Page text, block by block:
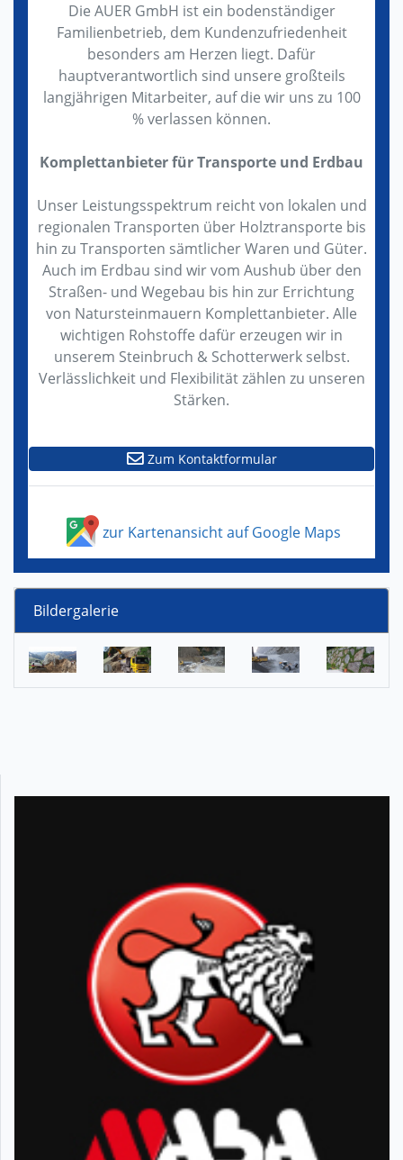
Die AUER GmbH ist ein bodenständiger
Familienbetrieb, dem Kundenzufriedenheit
besonders am Herzen liegt. Dafür
hauptverantwortlich sind unsere großteils
langjährigen Mitarbeiter, auf die wir uns zu 100
% verlassen können.
Komplettanbieter für Transporte und Erdbau
Unser Leistungsspektrum reicht von lokalen und
regionalen Transporten über Holztransporte bis
hin zu Transporten sämtlicher Waren und Güter.
Auch im Erdbau sind wir vom Aushub über den
Straßen- und Wegebau bis hin zur Errichtung
von Natursteinmauern Komplettanbieter. Alle
wichtigen Rohstoffe dafür erzeugen wir in
unserem Steinbruch & Schotterwerk selbst.
Verlässlichkeit und Flexibilität zählen zu unseren
Stärken.
Zum Kontaktformular
zur Kartenansicht auf Google Maps
Bildergalerie